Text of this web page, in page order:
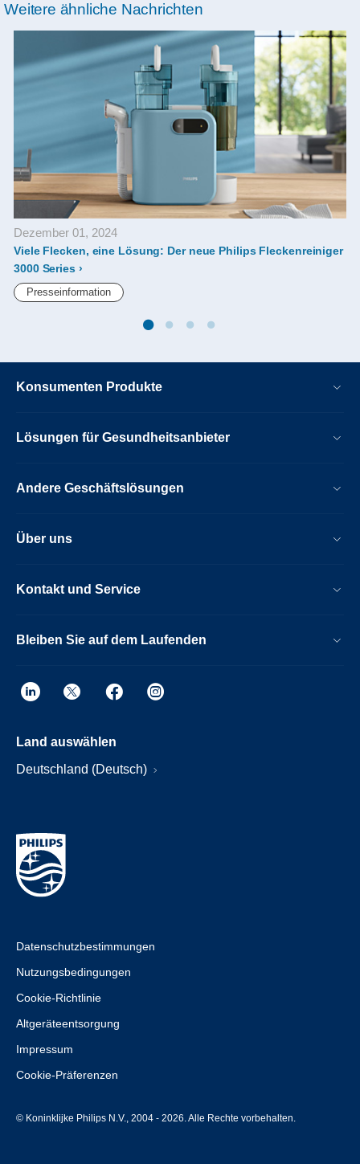
Weitere ähnliche Nachrichten
Dezember 01, 2024
Viele Flecken, eine Lösung: Der neue Philips Fleckenreiniger
3000 Series
Presseinformation
Konsumenten Produkte
Lösungen für Gesundheitsanbieter
Andere Geschäftslösungen
Über uns
Kontakt und Service
Bleiben Sie auf dem Laufenden
Land auswählen
Deutschland (Deutsch)
Datenschutzbestimmungen
Nutzungsbedingungen
Cookie-Richtlinie
Altgeräteentsorgung
Impressum
Cookie-Präferenzen
© Koninklijke Philips N.V., 2004 - 2026. Alle Rechte vorbehalten.